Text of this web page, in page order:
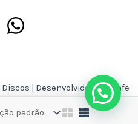
| Desenvolvido porAsafe